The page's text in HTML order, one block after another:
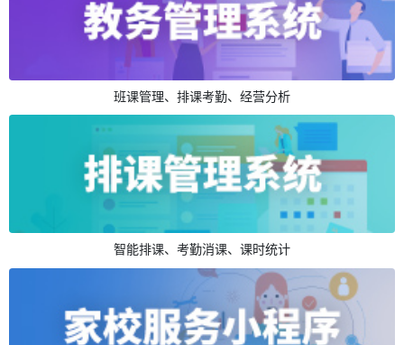
班课管理、排课考勤、经营分析
智能排课、考勤消课、课时统计